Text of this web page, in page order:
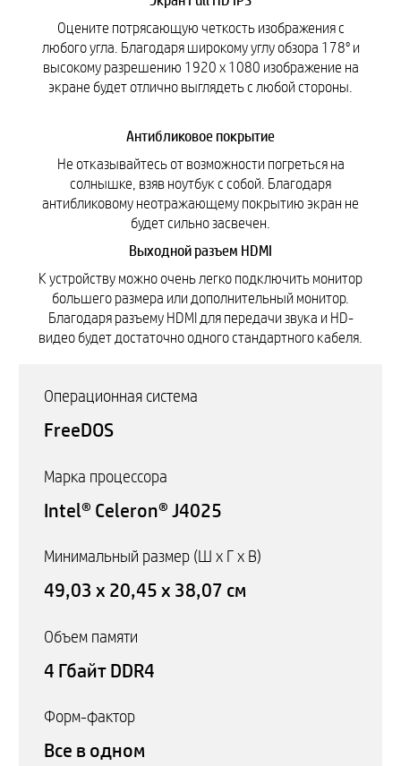
Оцените потрясающую четкость изображения с
любого угла. Благодаря широкому углу обзора 178° и
высокому разрешению 1920 x 1080 изображение на
экране будет отлично выглядеть с любой стороны.
Антибликовое покрытие
Не отказывайтесь от возможности погреться на
солнышке, взяв ноутбук с собой. Благодаря
антибликовому неотражающему покрытию экран не
будет сильно засвечен.
Выходной разъем HDMI
К устройству можно очень легко подключить монитор
большего размера или дополнительный монитор.
Благодаря разъему HDMI для передачи звука и HD-
видео будет достаточно одного стандартного кабеля.
Операционная система
FreeDOS
Марка процессора
Intel® Celeron® J4025
Минимальный размер (Ш x Г x В)
49,03 x 20,45 x 38,07 см
Объем памяти
4 Гбайт DDR4
Форм-фактор
Все в одном